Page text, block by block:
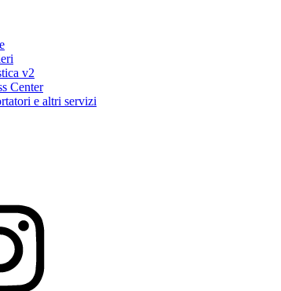
v2
Center
e altri servizi